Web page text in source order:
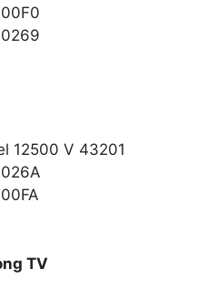
12500 V 43201
TV